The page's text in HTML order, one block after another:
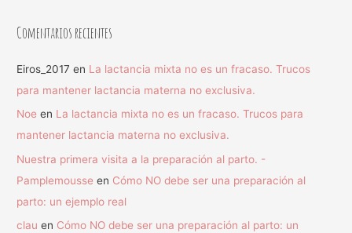
Comentarios recientes
Eiros_2017 en La lactancia mixta no es un fracaso. Trucos
para mantener lactancia materna no exclusiva.
Noe en La lactancia mixta no es un fracaso. Trucos para
mantener lactancia materna no exclusiva.
Nuestra primera visita a la preparación al parto. -
Pamplemousse en Cómo NO debe ser una preparación al
parto: un ejemplo real
clau en Cómo NO debe ser una preparación al parto: un